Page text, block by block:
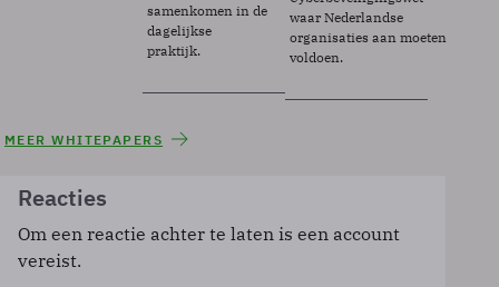
samenkomen in de
dagelijkse
praktijk.
waar Nederlandse
organisaties aan moeten
voldoen.
MEER WHITEPAPERS
Reacties
Om een reactie achter te laten is een account
vereist.